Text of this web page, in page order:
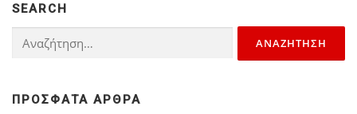
SEARCH
ΠΡΌΣΦΑΤΑ ΆΡΘΡΑ